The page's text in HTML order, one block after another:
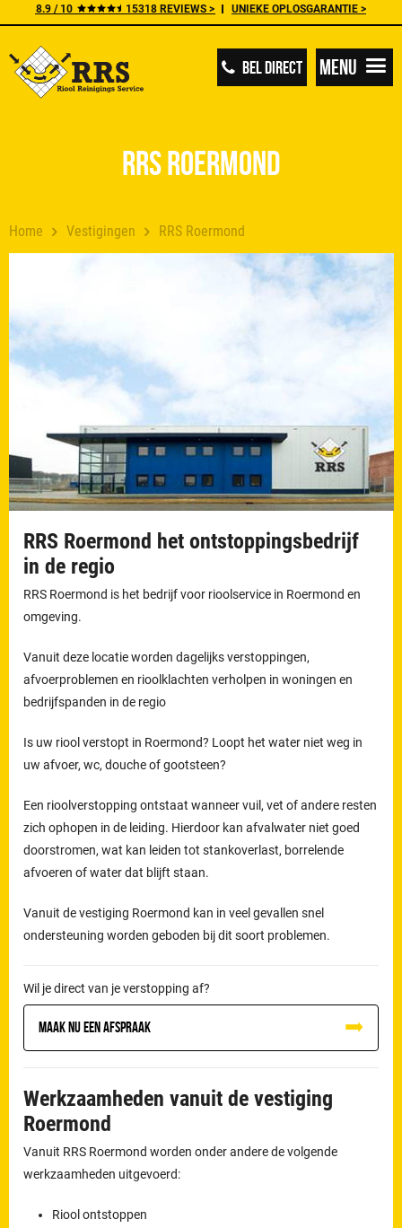
8.9 / 10 15318 REVIEWS > UNIEKE OPLOSGARANTIE >
BEL DIRECT Menu
Home Vestigingen RRS Roermond
RRS Roermond
RRS Roermond het ontstoppingsbedrijf
in de regio
RRS Roermond is het bedrijf voor rioolservice in Roermond en
omgeving.
Vanuit deze locatie worden dagelijks verstoppingen,
afvoerproblemen en rioolklachten verholpen in woningen en
bedrijfspanden in de regio
Is uw riool verstopt in Roermond? Loopt het water niet weg in
uw afvoer, wc, douche of gootsteen?
Een rioolverstopping ontstaat wanneer vuil, vet of andere resten
zich ophopen in de leiding. Hierdoor kan afvalwater niet goed
doorstromen, wat kan leiden tot stankoverlast, borrelende
afvoeren of water dat blijft staan.
Vanuit de vestiging Roermond kan in veel gevallen snel
ondersteuning worden geboden bij dit soort problemen.
Wil je direct van je verstopping af?
Maak nu een afspraak
Werkzaamheden vanuit de vestiging
Roermond
Vanuit RRS Roermond worden onder andere de volgende
werkzaamheden uitgevoerd:
Riool ontstoppen